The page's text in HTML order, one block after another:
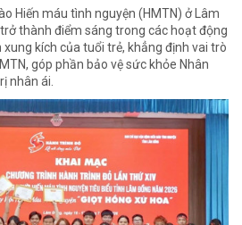
Hiến máu tình nguyện (HMTN) ở Lâm
thành điểm sáng trong các hoạt động
kích của tuổi trẻ, khẳng định vai trò
góp phần bảo vệ sức khỏe Nhân
nhân ái.